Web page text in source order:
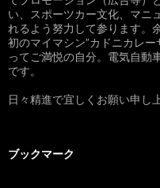
い、スポーツカー文化、マニ
れるよう努力して参ります。
初のマイマシン”カドニカレ
ってご満悦の自分。電気自動
です。
日々精進で宜しくお願い申し
ブックマーク